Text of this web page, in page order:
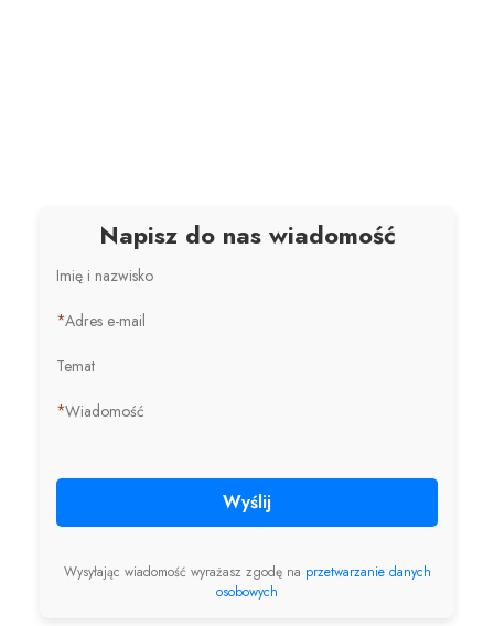
Napisz do nas wiadomość
Imię i nazwisko
*Adres e-mail
Temat
*Wiadomość
Wyślij
Wysyłając wiadomość wyrażasz zgodę na przetwarzanie danych
osobowych